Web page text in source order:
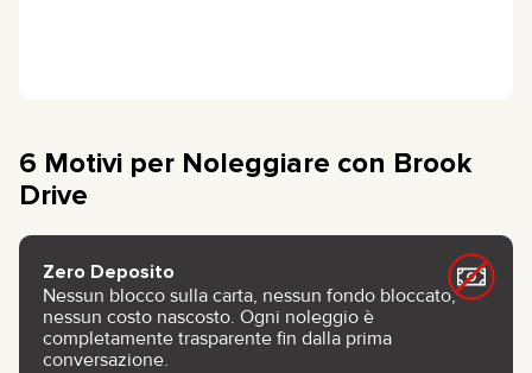
6 Motivi per Noleggiare con Brook
Drive
Zero Deposito
Nessun blocco sulla carta, nessun fondo bloccato,
nessun costo nascosto. Ogni noleggio è
completamente trasparente fin dalla prima
conversazione.